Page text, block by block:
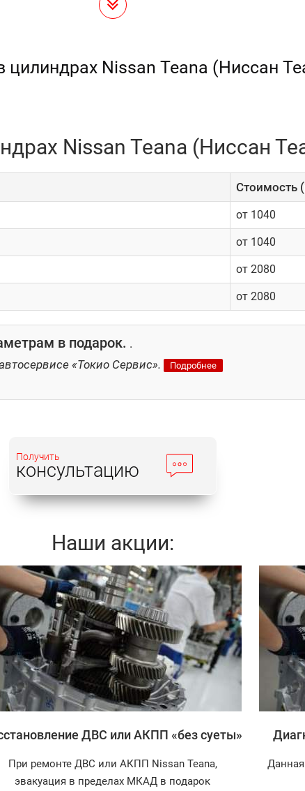
цилиндрах Nissan Teana (Ниссан
Nissan Teana (Ниссан
Cтоимость
от 1040
от 1040
от 2080
от 2080
в подарок. .
«Токио Сервис». Подробнее
Получить
консультацию
Наши акции:
Записаться
ДВС или АКПП «без суеты»
При ремонте ДВС или АКПП Nissan Teana,
эвакуация в пределах МКАД в подарок
Данная